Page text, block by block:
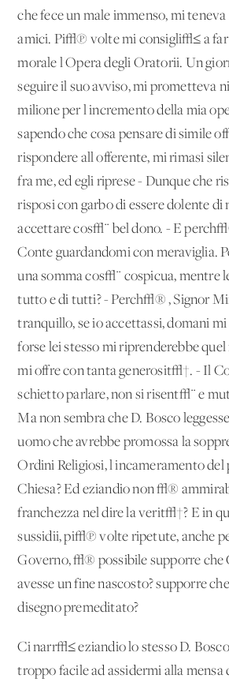
che fece un male immenso, mi
amici. Pi√π volte mi consigli√≤ a far
morale l'Opera degli Oratorii. Un
seguire il suo avviso, mi prometteva
milione per l'incremento della mia
sapendo che cosa pensare di simile
rispondere all'offerente, mi rimasi
fra me, ed egli riprese - Dunque che
risposi con garbo di essere dolente di
accettare cos√¨ bel dono. - E
Conte guardandomi con meraviglia.
una somma cos√¨ cospicua, mentre
tutto e di tutti? - Perch√® , Signor
tranquillo, se io accettassi, domani
forse lei stesso mi riprenderebbe
mi offre con tanta generosit√†. - Il
schietto parlare, non si risent√¨ e
Ma non sembra che D. Bosco
uomo che avrebbe promossa la
Ordini Religiosi, l'incameramento
Chiesa? Ed eziandio non √®
franchezza nel dire la verit√†? E in
sussidii, pi√π volte ripetute, anche
Governo, √® possibile supporre che
avesse un fine nascosto? supporre
disegno premeditato?
Ci narr√≤ eziandio lo stesso D.
troppo facile ad assidermi alla mensa